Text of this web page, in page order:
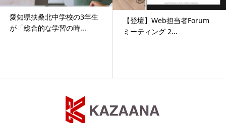
愛知県扶桑北中学校の3年生
が「総合的な学習の時...
【登壇】Web担当者Forum
ミーティング 2...